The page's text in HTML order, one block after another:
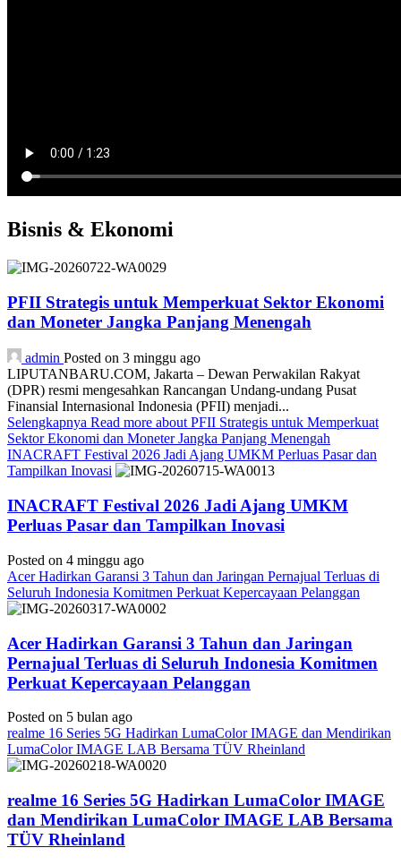
Bisnis & Ekonomi
PFII Strategis untuk Memperkuat Sektor Ekonomi
dan Moneter Jangka Panjang Menengah
admin Posted on 3 minggu ago
LIPUTANBARU.COM, Jakarta – Dewan Perwakilan Rakyat
(DPR) resmi mengesahkan Rancangan Undang-undang Pusat
Finansial Internasional Indonesia (PFII) menjadi...
Selengkapnya Read more about PFII Strategis untuk Memperkuat
Sektor Ekonomi dan Moneter Jangka Panjang Menengah
INACRAFT Festival 2026 Jadi Ajang UMKM Perluas Pasar dan
Tampilkan Inovasi
INACRAFT Festival 2026 Jadi Ajang UMKM
Perluas Pasar dan Tampilkan Inovasi
Posted on 4 minggu ago
Acer Hadirkan Garansi 3 Tahun dan Jaringan Pernajual Terluas di
Seluruh Indonesia Komitmen Perkuat Kepercayaan Pelanggan
Acer Hadirkan Garansi 3 Tahun dan Jaringan
Pernajual Terluas di Seluruh Indonesia Komitmen
Perkuat Kepercayaan Pelanggan
Posted on 5 bulan ago
realme 16 Series 5G Hadirkan LumaColor IMAGE dan Mendirikan
LumaColor IMAGE LAB Bersama TÜV Rheinland
realme 16 Series 5G Hadirkan LumaColor IMAGE
dan Mendirikan LumaColor IMAGE LAB Bersama
TÜV Rheinland